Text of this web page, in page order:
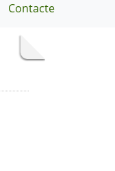
Contacte